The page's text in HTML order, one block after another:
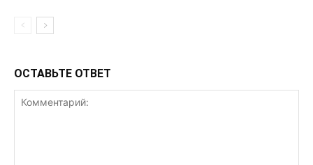
ОСТАВЬТЕ ОТВЕТ